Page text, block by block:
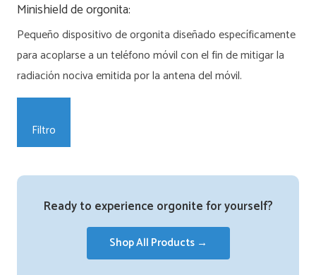
Minishield de orgonita:
Pequeño dispositivo de orgonita diseñado específicamente
para acoplarse a un teléfono móvil con el fin de mitigar la
radiación nociva emitida por la antena del móvil.
Filtro
Ready to experience orgonite for yourself?
Shop All Products →